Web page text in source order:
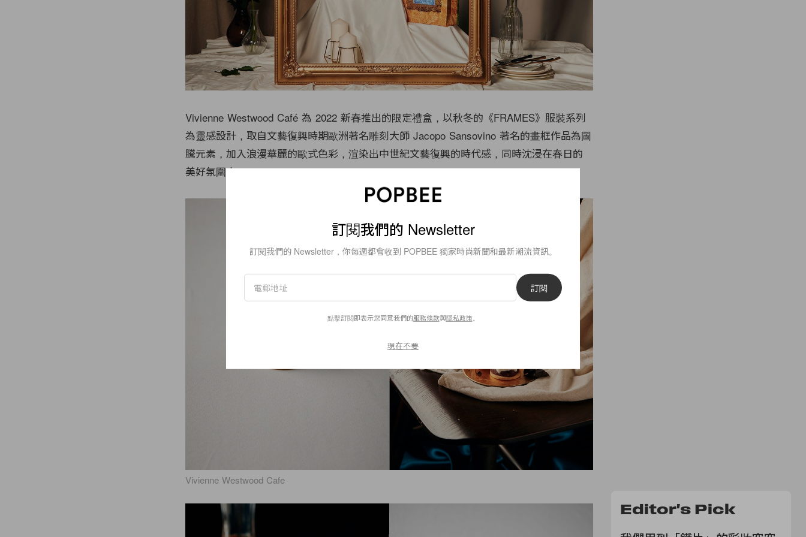
Vivienne Westwood Café 為 2022 新春推出的限定禮盒，以秋冬的《FRAMES》服裝系列
為靈感設計，取自文藝復興時期歐洲著名雕刻大師 Jacopo Sansovino 著名的畫框作品為圖
騰元素，加入浪漫華麗的歐式色彩，渲染出中世紀文藝復興的時代感，同時沈浸在春日的
美好氛圍中。
Vivienne Westwood Cafe
Editor's Pick
訂閱我們的 Newsletter
訂閱我們的 Newsletter，你每週都會收到 POPBEE 獨家時尚新聞和最新潮流資訊。
訂閱
點擊訂閱即表示您同意我們的服務條款與隱私政策
現在不要